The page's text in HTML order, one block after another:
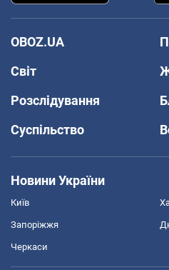
OBOZ.UA
Світ
Розслідування
Суспільство
Новини України
Київ
Запоріжжя
Черкаси